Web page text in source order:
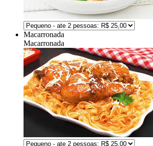
Macarronada
Macarronada